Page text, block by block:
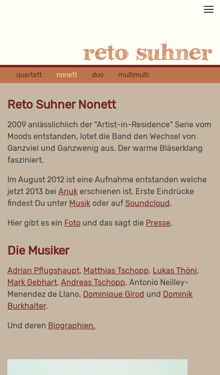
quartett nonett duo multimulti
Reto Suhner Nonett
2009 anlässlichlich der "Artist-in-Residence" Serie vom
Moods entstanden, lotet die Band den Wechsel von
Ganzviel und Ganzwenig aus. Der warme Bläserklang
fasziniert.
Im August 2012 ist eine Aufnahme entstanden welche
jetzt 2013 bei Anuk erschienen ist. Erste Eindrücke
findest Du unter Musik oder auf Soundcloud.
Hier gibt es ein Foto und das sagt die Presse.
Die Musiker
Adrian Pflugshaupt, Matthias Tschopp, Lukas Thöni,
Mark Gebhart, Andreas Tschopp, Antonio Neilley-
Menendez de Llano, Dominique Girod und Dominik
Burkhalter.
Und deren Biographien.